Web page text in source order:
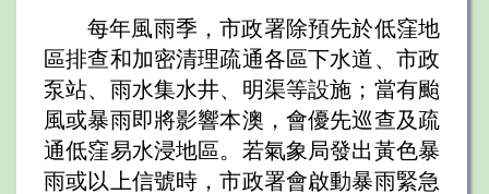
每年風雨季，市政署除預先於低窪地
區排查和加密清理疏通各區下水道、市政
泵站、雨水集水井、明渠等設施；當有颱
風或暴雨即將影響本澳，會優先巡查及疏
通低窪易水浸地區。若氣象局發出黃色暴
雨或以上信號時，市政署會啟動暴雨緊急